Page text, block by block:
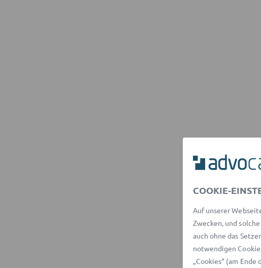
COOKIE-
Auf unserer
Zwecken, und
auch ohne das
notwendigen
„Cookies“ (am